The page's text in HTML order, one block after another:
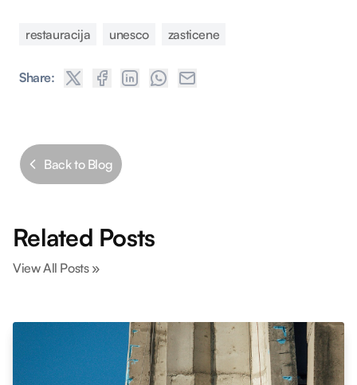
restauracija unesco zasticene
Share:
Back to Blog
Related Posts
View All Posts »